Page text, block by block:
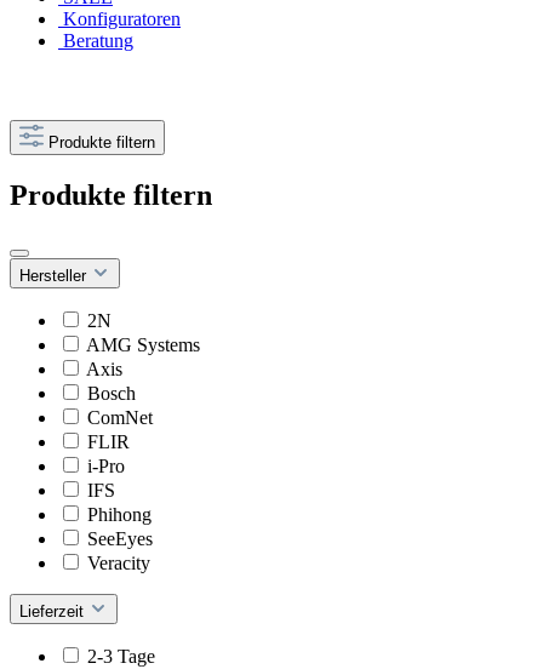
Konfiguratoren
Beratung
Produkte filtern
Produkte filtern
Hersteller
2N
AMG Systems
Axis
Bosch
ComNet
FLIR
i-Pro
IFS
Phihong
SeeEyes
Veracity
Lieferzeit
2-3 Tage